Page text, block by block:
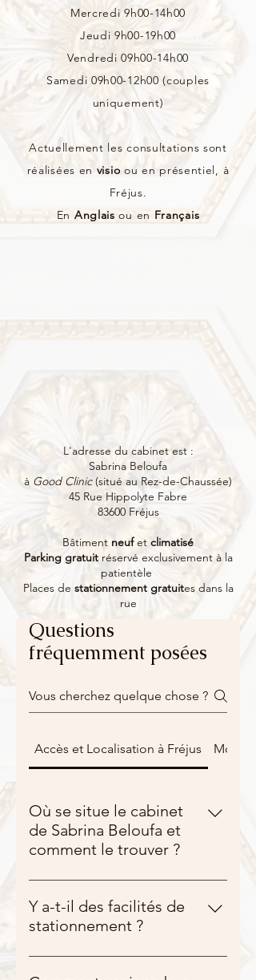
Mercredi 9h00-14h00
Jeudi 9h00-19h00
Vendredi 09h00-14h00
Samedi 09h00-12h00 (couples
uniquement)
Actuellement les consultations sont
réalisées en visioou en présentiel, à
Fréjus.
En Anglais ou en Français
L'adresse du cabinet est :
Sabrina Beloufa
à Good Clinic(situé au Rez-de-Chaussée)
45 Rue Hippolyte Fabre
83600 Fréjus
Bâtiment neufet climatisé
Parking gratuitréservé exclusivement à la
patientèle
Places de stationnement gratuites dans la
rue
Questions
fréquemment posées
Accès et Localisation à Fréjus
Où se situe le cabinet
de Sabrina Beloufa et
comment le trouver ?
Le cabinet est situé au 45 Rue
Hippolyte Fabre, à Fréjus, au sein
de la Good Clinic (situé au Rez-de-
anciennement connu sous le nom
Y a-t-il des facilités de
stationnement ?
Oui, l'accès est conçu pour être